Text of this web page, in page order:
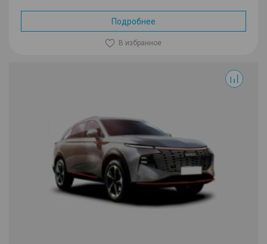
Подробнее
В избранное